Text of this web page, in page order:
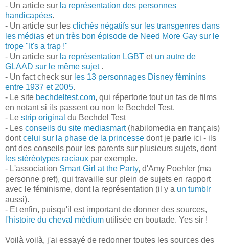
- Un article sur la représentation des personnes
handicapées.
- Un article sur les clichés négatifs sur les transgenres dans
les médias et un très bon épisode de Need More Gay sur le
trope "It's a trap !"
- Un article sur la représentation LGBT et un autre de
GLAAD sur le même sujet.
- Un fact check sur les 13 personnages Disney féminins
entre 1937 et 2005.
- Le site bechdeltest.com, qui répertorie tout un tas de films
en notant si ils passent ou non le Bechdel Test.
- Le strip original du Bechdel Test
- Les conseils du site mediasmart(habilomedia en français)
dontcelui sur la phase de la princesse dont je parle ici - ils
ont des conseils pour les parents sur plusieurs sujets, dont
les stéréotypes raciaux par exemple.
- L'association Smart Girl at the Party, d'Amy Poehler (ma
personne pref), qui travaille sur plein de sujets en rapport
avec le féminisme, dont la représentation (il y a un tumblr
aussi).
- Et enfin, puisqu'il est important de donner des sources,
l'histoire du cheval médium utilisée en boutade. Yes sir !
Voilà voilà, j'ai essayé de redonner toutes les sources des